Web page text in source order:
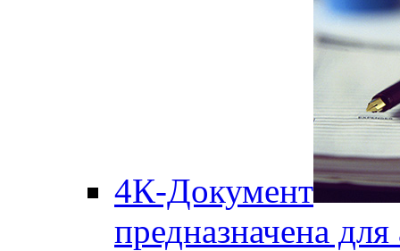
4К-Документ
предназначена